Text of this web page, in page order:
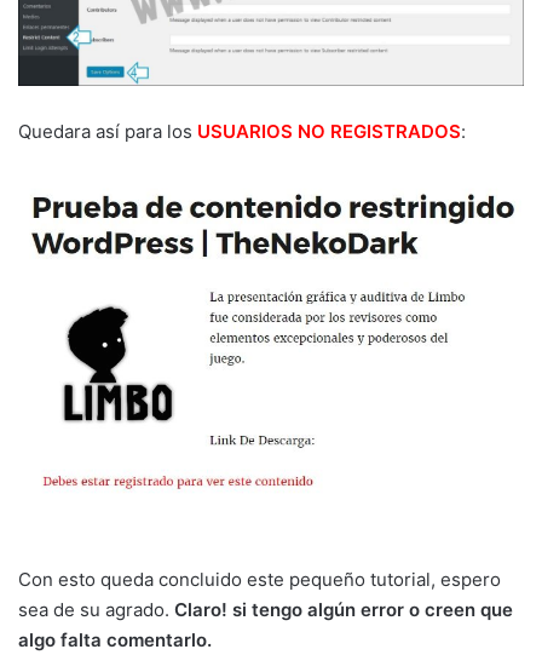
Quedara así para los USUARIOS NO REGISTRADOS:
Con esto queda concluido este pequeño tutorial, espero
sea de su agrado. Claro! si tengo algún error o creen que
algo falta comentarlo.